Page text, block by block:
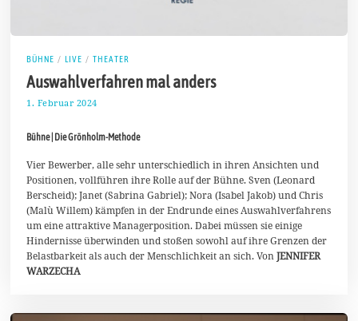
BÜHNE / LIVE / THEATER
Auswahlverfahren mal anders
1. Februar 2024
F
b
r
u
a
r
2
2
4
Bühne | Die Grönholm-Methode
Vier Bewerber, alle sehr unterschiedlich in ihren Ansichten und
Positionen, vollführen ihre Rolle auf der Bühne. Sven (Leonard
Berscheid); Janet (Sabrina Gabriel); Nora (Isabel Jakob) und Chris
(Malù Willem) kämpfen in der Endrunde eines Auswahlverfahrens
um eine attraktive Managerposition. Dabei müssen sie einige
Hindernisse überwinden und stoßen sowohl auf ihre Grenzen der
Belastbarkeit als auch der Menschlichkeit an sich. VonJENNIFER
WARZECHA